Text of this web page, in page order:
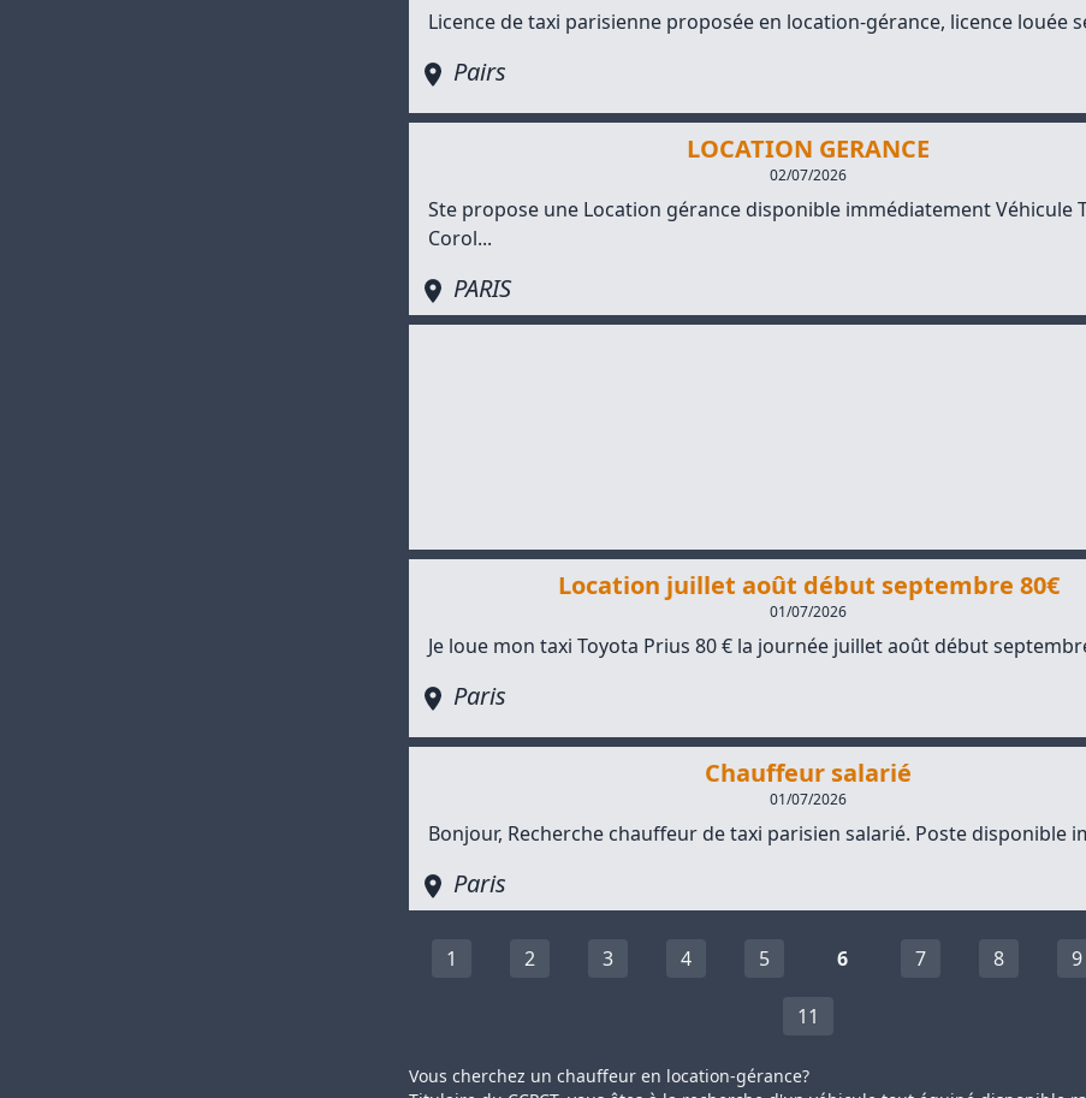
Licence de taxi parisienne proposée en location-gérance, licence louée
Pairs
LOCATION GERANCE
02/07/2026
Ste propose une Location gérance disponible immédiatement Véhicule
Corol...
PARIS
Location juillet août début septembre 80€
01/07/2026
Je loue mon taxi Toyota Prius 80 € la journée juillet août début
Paris
Chauffeur salarié
01/07/2026
Bonjour, Recherche chauffeur de taxi parisien salarié. Poste disponible
Paris
1 2 3 4 5 6 7 8 9
11
Vous cherchez un chauffeur en location-gérance?